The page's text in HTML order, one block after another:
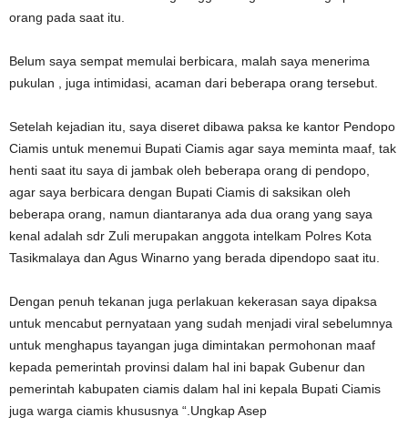
orang pada saat itu.
Belum saya sempat memulai berbicara, malah saya menerima
pukulan , juga intimidasi, acaman dari beberapa orang tersebut.
Setelah kejadian itu, saya diseret dibawa paksa ke kantor Pendopo
Ciamis untuk menemui Bupati Ciamis agar saya meminta maaf, tak
henti saat itu saya di jambak oleh beberapa orang di pendopo,
agar saya berbicara dengan Bupati Ciamis di saksikan oleh
beberapa orang, namun diantaranya ada dua orang yang saya
kenal adalah sdr Zuli merupakan anggota intelkam Polres Kota
Tasikmalaya dan Agus Winarno yang berada dipendopo saat itu.
Dengan penuh tekanan juga perlakuan kekerasan saya dipaksa
untuk mencabut pernyataan yang sudah menjadi viral sebelumnya
untuk menghapus tayangan juga dimintakan permohonan maaf
kepada pemerintah provinsi dalam hal ini bapak Gubenur dan
pemerintah kabupaten ciamis dalam hal ini kepala Bupati Ciamis
juga warga ciamis khususnya “.Ungkap Asep